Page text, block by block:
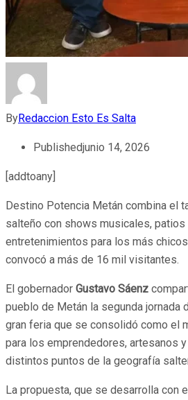
ByRedaccion Esto Es Salta
Publishedjunio 14, 2026
[addtoany]
Destino Potencia Metán combina el
salteño con shows musicales, patios
entretenimientos para los más
convocó a más de 16 mil visitantes.
El gobernador Gustavo Sáenz
pueblo de Metán la segunda jornada
gran feria que se consolidó como el
para los emprendedores, artesanos
distintos puntos de la geografía
La propuesta, que se desarrolla con